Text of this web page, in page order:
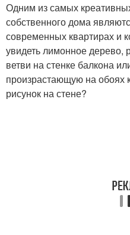
Одним из самых
собственного дома
современных квартирах и
увидеть лимонное
ветви на стенке балкона
произрастающую на обоях
рисунок на стене?